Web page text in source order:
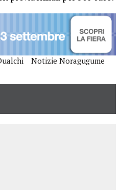
Notizie Noragugume